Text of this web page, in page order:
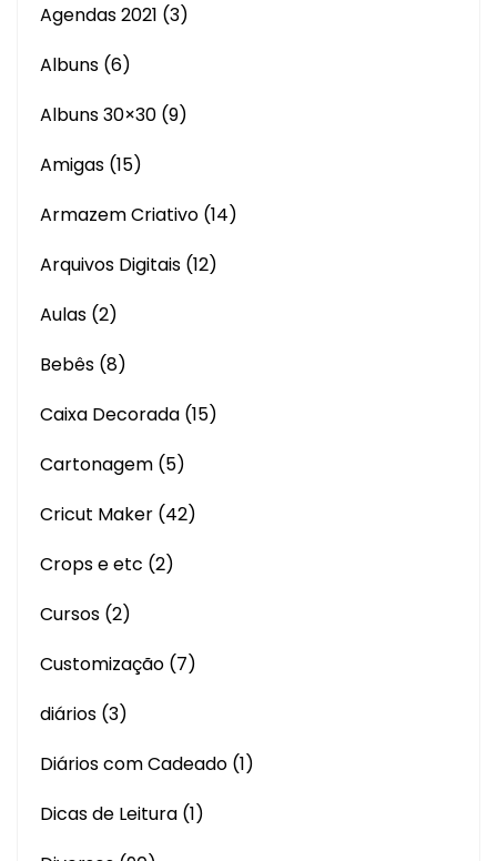
Agendas 2021 (3)
Albuns (6)
Albuns 30×30 (9)
Amigas (15)
Armazem Criativo (14)
Arquivos Digitais (12)
Aulas (2)
Bebês (8)
Caixa Decorada (15)
Cartonagem (5)
Cricut Maker (42)
Crops e etc (2)
Cursos (2)
Customização (7)
diários (3)
Diários com Cadeado (1)
Dicas de Leitura (1)